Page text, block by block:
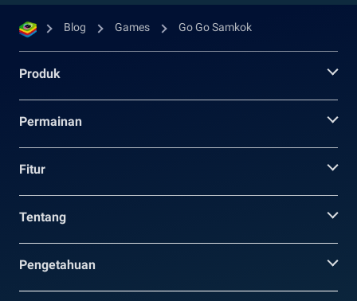
Blog Games Go Go Samkok
Produk
Permainan
Fitur
Tentang
Pengetahuan